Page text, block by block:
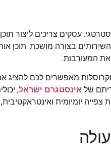
עסקים צריכים ליצור
בצורה מושכת. תוכן
את המעורבות.
וקרוסלות מאפשרים לכם
של אינסטגרם ישראל,
צפייה יומיומית